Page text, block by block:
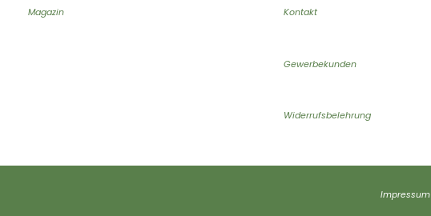
Magazin Kontakt
Gewerbekunden
Widerrufsbelehrung
Impressum